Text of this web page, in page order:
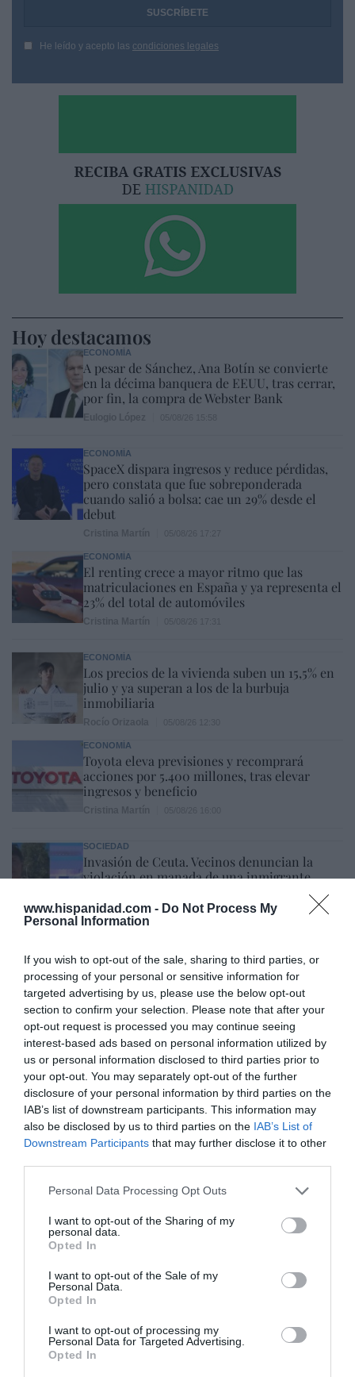
www.hispanidad.com - Do Not Process My
Personal Information
If you wish to opt-out of the sale, sharing to third parties, or
processing of your personal or sensitive information for
targeted advertising by us, please use the below opt-out
section to confirm your selection. Please note that after your
opt-out request is processed you may continue seeing
interest-based ads based on personal information utilized by
us or personal information disclosed to third parties prior to
your opt-out. You may separately opt-out of the further
disclosure of your personal information by third parties on the
IAB’s list of downstream participants. This information may
also be disclosed by us to third parties on the IAB’s List of
Downstream Participants that may further disclose it to other
Personal Data Processing Opt Outs
I want to opt-out of the Sharing of my
personal data.
Opted In
I want to opt-out of the Sale of my
Personal Data.
Opted In
I want to opt-out of processing my
Personal Data for Targeted Advertising.
Opted In
He leído y acepto las condiciones legales
Hoy destacamos
ECONOMÍA
A pesar de Sánchez, Ana Botín se convierte
en la décima banquera de EEUU, tras cerrar,
por fin, la compra de Webster Bank
ECONOMÍA
SpaceX dispara ingresos y reduce pérdidas,
pero constata que fue sobreponderada
cuando salió a bolsa: cae un 29% desde el
debut
ECONOMÍA
El renting crece a mayor ritmo que las
matriculaciones en España y ya representa el
23% del total de automóviles
ECONOMÍA
Los precios de la vivienda suben un 15,5% en
julio y ya superan a los de la burbuja
inmobiliaria
ECONOMÍA
Toyota eleva previsiones y recomprará
acciones por 5.400 millones, tras elevar
ingresos y beneficio
SOCIEDAD
Invasión de Ceuta. Vecinos denuncian la
violación en manada de una inmigrante
Redacción 05/08/26 12:03
que los aseos o vestuarios sean utilizados en
función del sexo de nacimiento
Rocío Orizaola 05/08/26 13:32
Marcelo Gullo: “El trabajo de desmitificar la
historia, de poner la verdadera, de
desmontar la falsificación, es un trabajo
cristiano"
por Hispanidad
Artículos anteriores
Diario de la corrupción sanchista. Bolaños
se reunió en el año 2025 hasta seis veces
con Zapatero, mientras se desarrollaba la
investigación judicial sobre la aerolínea
Plus Ultra
por Redacción